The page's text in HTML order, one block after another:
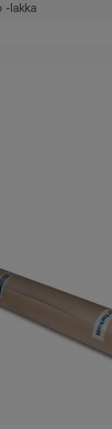
-lakka